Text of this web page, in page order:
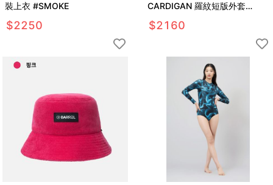
裝上衣 #SMOKE
$2250
CARDIGAN 羅紋短版外套
#BABY BLUE
$2160